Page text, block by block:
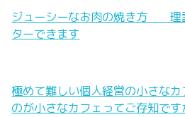
ジューシーなお肉の焼き方 理
ターできます
極めて難しい個人経営の小さな
のが小さなカフェってご存知です